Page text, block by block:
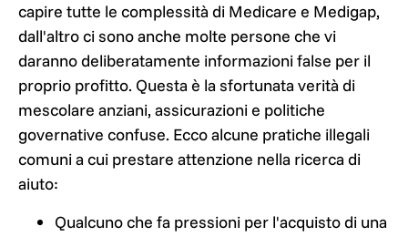
capire tutte le complessità di Medicare e Medigap,
dall'altro ci sono anche molte persone che vi
daranno deliberatamente informazioni false per il
proprio profitto. Questa è la sfortunata verità di
mescolare anziani, assicurazioni e politiche
governative confuse. Ecco alcune pratiche illegali
comuni a cui prestare attenzione nella ricerca di
aiuto:
Qualcuno che fa pressioni per l'acquisto di una